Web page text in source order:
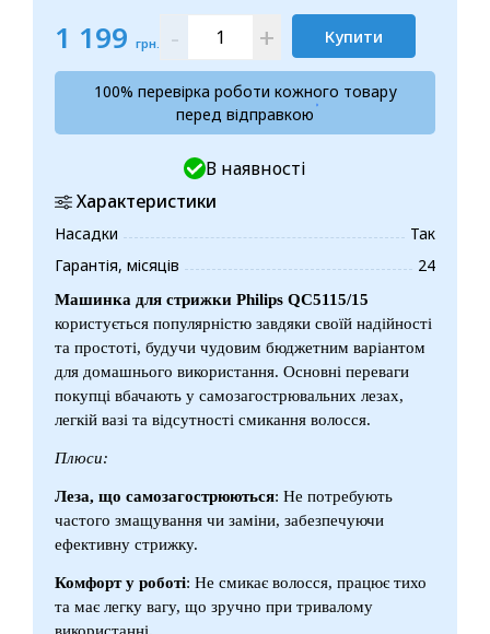
1 199 грн. - + Купити
100% перевірка роботи кожного товару
перед відправкою
В наявності
Характеристики
Насадки
Так
Гарантія, місяців
24
Машинка для стрижки Philips QC5115/15
користується популярністю завдяки своїй надійності
та простоті, будучи чудовим бюджетним варіантом
для домашнього використання. Основні переваги
покупці вбачають у самозагострювальних лезах,
легкій вазі та відсутності смикання волосся.
Плюси:
Леза, що самозагострюються: Не потребують
частого змащування чи заміни, забезпечуючи
ефективну стрижку.
Комфорт у роботі: Не смикає волосся, працює тихо
та має легку вагу, що зручно при тривалому
використанні.